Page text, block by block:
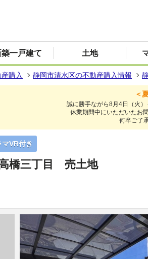
築一戸建て 土地
購入 静岡市清水区の不動産購入情報
＜
誠に勝手ながら8月4日（火）
休業期間中にいただいたお
何卒ご了
VR付き
橋三丁目 売土地